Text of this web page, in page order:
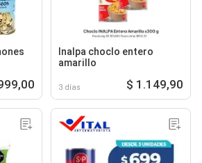
Inalpa choclo entero
amarillo
3 días $ 1.149,90